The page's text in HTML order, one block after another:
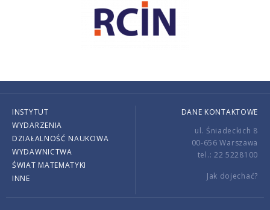
INSTYTUT
WYDARZENIA
DZIAŁALNOŚĆ NAUKOWA
WYDAWNICTWA
ŚWIAT MATEMATYKI
INNE
DANE KONTAKTOWE
ul. Śniadeckich 8
00-656 Warszawa
tel.: 22 5228100
Jak dojechać?